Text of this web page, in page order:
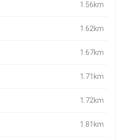
1.56km
1.62km
1.67km
1.71km
1.72km
1.81km